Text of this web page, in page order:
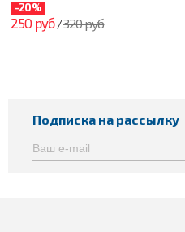
-20%
250 руб/320 руб
Подписка на рассылку